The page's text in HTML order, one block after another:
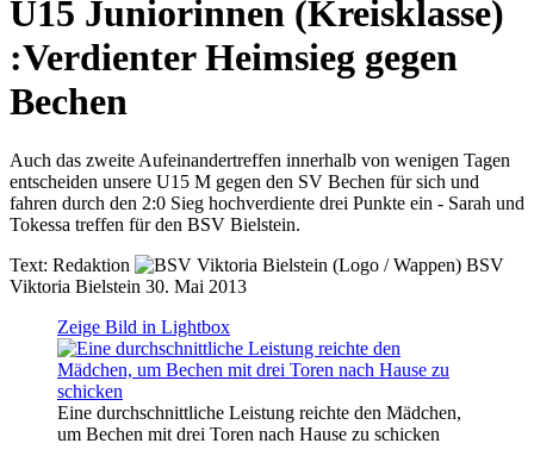
U15 Juniorinnen (Kreisklasse)
:Verdienter Heimsieg gegen
Bechen
Auch das zweite Aufeinandertreffen innerhalb von wenigen Tagen
entscheiden unsere U15 M gegen den SV Bechen für sich und
fahren durch den 2:0 Sieg hochverdiente drei Punkte ein - Sarah und
Tokessa treffen für den BSV Bielstein.
Text: Redaktion
BSV
Viktoria Bielstein 30. Mai 2013
Zeige Bild in Lightbox
Eine durchschnittliche Leistung reichte den Mädchen,
um Bechen mit drei Toren nach Hause zu schicken